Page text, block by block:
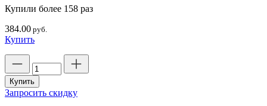
Купили более 158 раз
384.00 руб.
Купить
Количество
товара
Брезент
11292
Купить
Запросить скидку